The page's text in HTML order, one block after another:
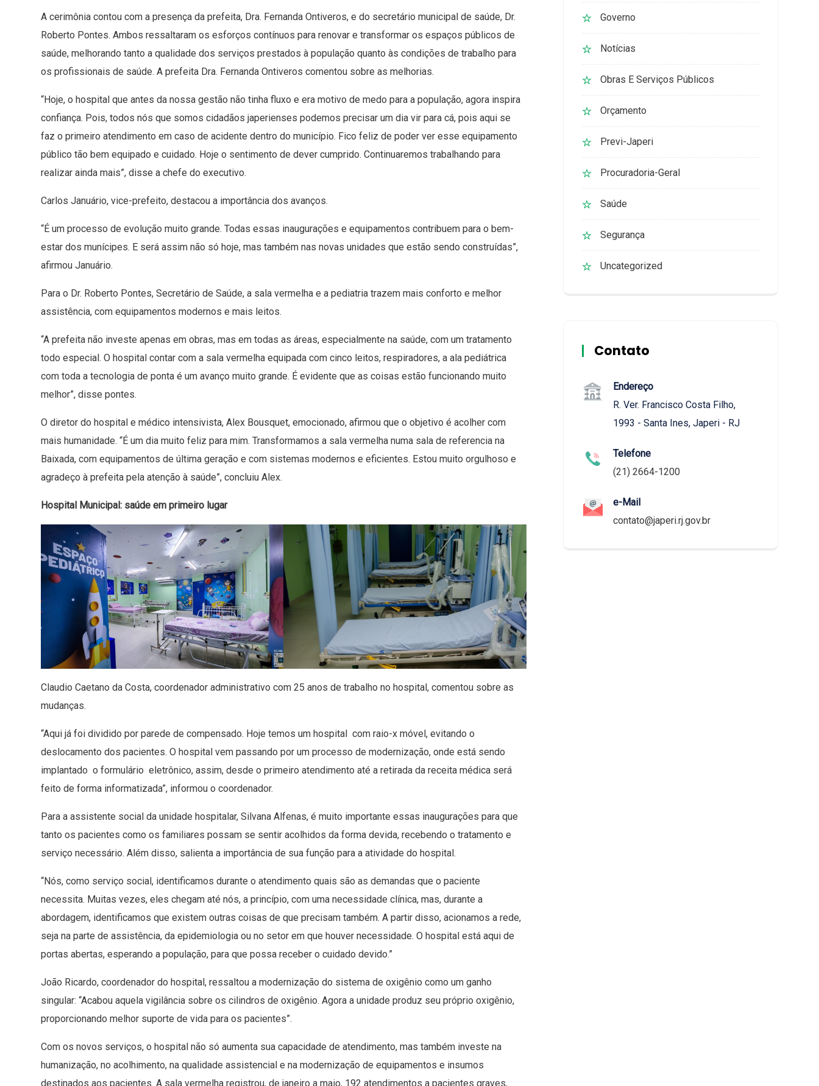
A cerimônia contou com a presença da prefeita, Dra. Fernanda Ontiveros, e do secretário municipal de saúde, Dr.
Roberto Pontes. Ambos ressaltaram os esforços contínuos para renovar e transformar os espaços públicos de
saúde, melhorando tanto a qualidade dos serviços prestados à população quanto às condições de trabalho para
os profissionais de saúde. A prefeita Dra. Fernanda Ontiveros comentou sobre as melhorias.
“Hoje, o hospital que antes da nossa gestão não tinha fluxo e era motivo de medo para a população, agora inspira
confiança. Pois, todos nós que somos cidadãos japerienses podemos precisar um dia vir para cá, pois aqui se
faz o primeiro atendimento em caso de acidente dentro do município. Fico feliz de poder ver esse equipamento
público tão bem equipado e cuidado. Hoje o sentimento de dever cumprido. Continuaremos trabalhando para
realizar ainda mais”, disse a chefe do executivo.
Carlos Januário, vice-prefeito, destacou a importância dos avanços.
“É um processo de evolução muito grande. Todas essas inaugurações e equipamentos contribuem para o bem-
estar dos munícipes. E será assim não só hoje, mas também nas novas unidades que estão sendo construídas”,
afirmou Januário.
Para o Dr. Roberto Pontes, Secretário de Saúde, a sala vermelha e a pediatria trazem mais conforto e melhor
assistência, com equipamentos modernos e mais leitos.
“A prefeita não investe apenas em obras, mas em todas as áreas, especialmente na saúde, com um tratamento
todo especial. O hospital contar com a sala vermelha equipada com cinco leitos, respiradores, a ala pediátrica
com toda a tecnologia de ponta é um avanço muito grande. É evidente que as coisas estão funcionando muito
melhor”, disse pontes.
O diretor do hospital e médico intensivista, Alex Bousquet, emocionado, afirmou que o objetivo é acolher com
mais humanidade. “É um dia muito feliz para mim. Transformamos a sala vermelha numa sala de referencia na
Baixada, com equipamentos de última geração e com sistemas modernos e eficientes. Estou muito orgulhoso e
agradeço à prefeita pela atenção à saúde”, concluiu Alex.
Hospital Municipal: saúde em primeiro lugar
Claudio Caetano da Costa, coordenador administrativo com 25 anos de trabalho no hospital, comentou sobre as
mudanças.
“Aqui já foi dividido por parede de compensado. Hoje temos um hospital com raio-x móvel, evitando o
deslocamento dos pacientes. O hospital vem passando por um processo de modernização, onde está sendo
implantado o formulário eletrônico, assim, desde o primeiro atendimento até a retirada da receita médica será
feito de forma informatizada”, informou o coordenador.
Para a assistente social da unidade hospitalar, Silvana Alfenas, é muito importante essas inaugurações para que
tanto os pacientes como os familiares possam se sentir acolhidos da forma devida, recebendo o tratamento e
serviço necessário. Além disso, salienta a importância de sua função para a atividade do hospital.
“Nós, como serviço social, identificamos durante o atendimento quais são as demandas que o paciente
necessita. Muitas vezes, eles chegam até nós, a princípio, com uma necessidade clínica, mas, durante a
abordagem, identificamos que existem outras coisas de que precisam também. A partir disso, acionamos a rede,
seja na parte de assistência, da epidemiologia ou no setor em que houver necessidade. O hospital está aqui de
portas abertas, esperando a população, para que possa receber o cuidado devido.”
João Ricardo, coordenador do hospital, ressaltou a modernização do sistema de oxigênio como um ganho
singular: “Acabou aquela vigilância sobre os cilindros de oxigênio. Agora a unidade produz seu próprio oxigênio,
proporcionando melhor suporte de vida para os pacientes”.
Com os novos serviços, o hospital não só aumenta sua capacidade de atendimento, mas também investe na
humanização, no acolhimento, na qualidade assistencial e na modernização de equipamentos e insumos
destinados aos pacientes. A sala vermelha registrou, de janeiro a maio, 192 atendimentos a pacientes graves,
Governo
Notícias
Obras E Serviços Públicos
Orçamento
Previ-Japeri
Procuradoria-Geral
Saúde
Segurança
Uncategorized
Contato
Endereço
R. Ver. Francisco Costa Filho,
1993 - Santa Ines, Japeri - RJ
Telefone
(21) 2664-1200
e-Mail
contato@japeri.rj.gov.br